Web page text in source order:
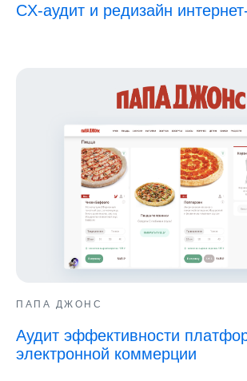
CX-аудит и редизайн
ПАПА ДЖОНС
Аудит эффективности
электронной коммерции